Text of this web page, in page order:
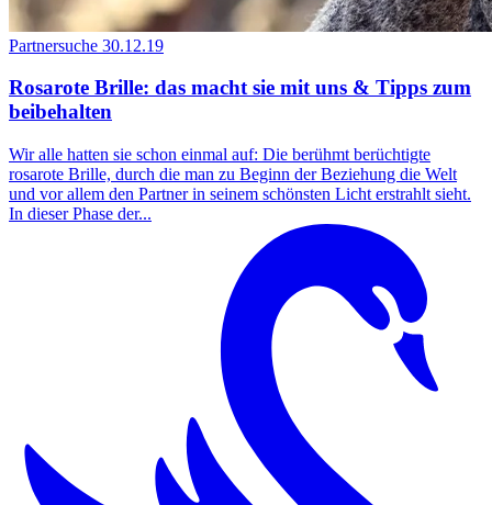
Partnersuche 30.12.19
Rosarote Brille: das macht sie mit uns & Tipps zum
beibehalten
Wir alle hatten sie schon einmal auf: Die berühmt berüchtigte
rosarote Brille, durch die man zu Beginn der Beziehung die Welt
und vor allem den Partner in seinem schönsten Licht erstrahlt sieht.
In dieser Phase der...